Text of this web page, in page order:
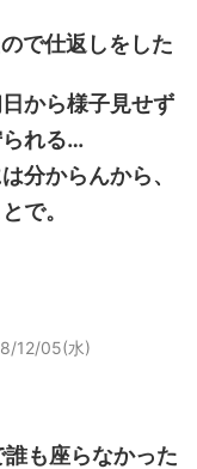
で仕返しをした
から様子見せず
られる…
分からんから、
で。
12/05(水)
も座らなかった